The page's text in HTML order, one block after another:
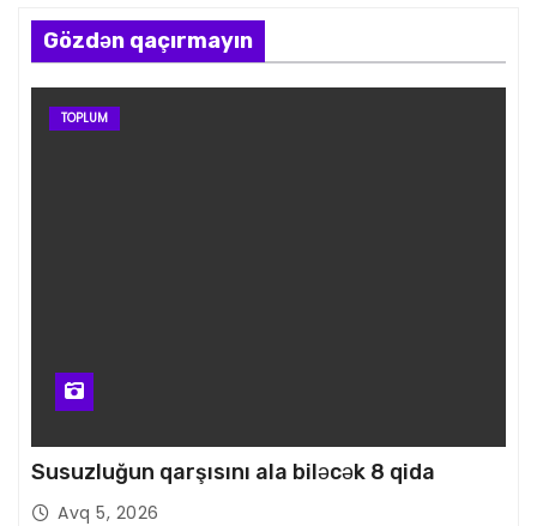
Gözdən qaçırmayın
TOPLUM
Susuzluğun qarşısını ala biləcək 8 qida
Avq 5, 2026